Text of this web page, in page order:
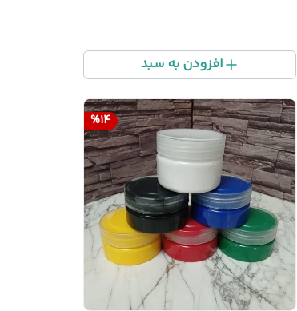
افزودن به سبد
%14